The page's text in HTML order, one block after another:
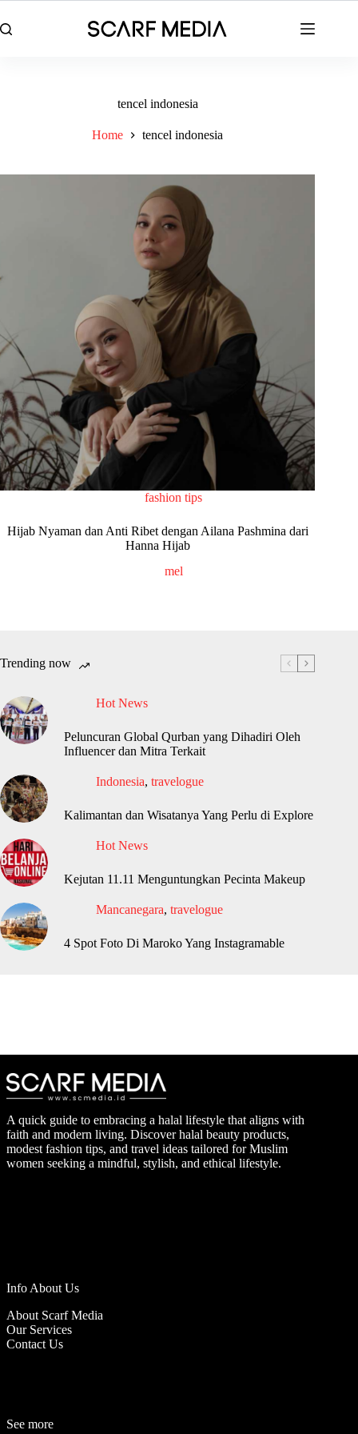
to
content
tencel indonesia
Home tencel indonesia
fashion tips
Hijab Nyaman dan Anti Ribet dengan Ailana Pashmina dari
Hanna Hijab
mel
Trending now
Hot News
Peluncuran Global Qurban yang Dihadiri Oleh
Influencer dan Mitra Terkait
Indonesia, travelogue
Kalimantan dan Wisatanya Yang Perlu di Explore
Hot News
Kejutan 11.11 Menguntungkan Pecinta Makeup
Mancanegara, travelogue
4 Spot Foto Di Maroko Yang Instagramable
A quick guide to embracing a halal lifestyle that aligns with
faith and modern living. Discover halal beauty products,
modest fashion tips, and travel ideas tailored for Muslim
women seeking a mindful, stylish, and ethical lifestyle.
Info About Us
About Scarf Media
Our Services
Contact Us
See more